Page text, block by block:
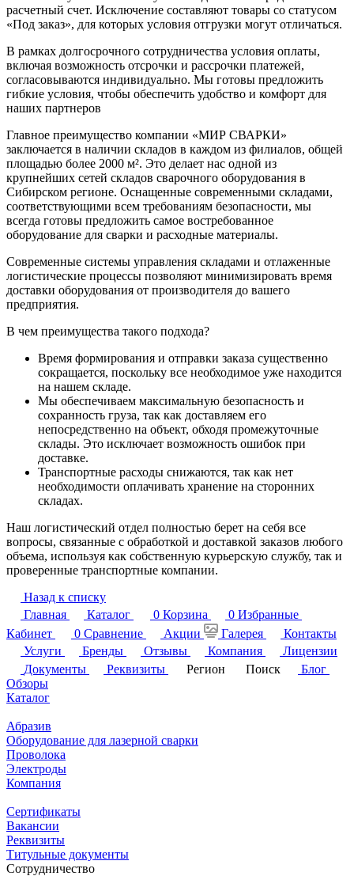
расчетный счет. Исключение составляют товары со статусом
«Под заказ», для которых условия отгрузки могут отличаться.
В рамках долгосрочного сотрудничества условия оплаты,
включая возможность отсрочки и рассрочки платежей,
согласовываются индивидуально. Мы готовы предложить
гибкие условия, чтобы обеспечить удобство и комфорт для
наших партнеров
Главное преимущество компании «МИР СВАРКИ»
заключается в наличии складов в каждом из филиалов, общей
площадью более 2000 м². Это делает нас одной из
крупнейших сетей складов сварочного оборудования в
Сибирском регионе. Оснащенные современными складами,
соответствующими всем требованиям безопасности, мы
всегда готовы предложить самое востребованное
оборудование для сварки и расходные материалы.
Современные системы управления складами и отлаженные
логистические процессы позволяют минимизировать время
доставки оборудования от производителя до вашего
предприятия.
В чем преимущества такого подхода?
Время формирования и отправки заказа существенно
сокращается, поскольку все необходимое уже находится
на нашем складе.
Мы обеспечиваем максимальную безопасность и
сохранность груза, так как доставляем его
непосредственно на объект, обходя промежуточные
склады. Это исключает возможность ошибок при
доставке.
Транспортные расходы снижаются, так как нет
необходимости оплачивать хранение на сторонних
складах.
Наш логистический отдел полностью берет на себя все
вопросы, связанные с обработкой и доставкой заказов любого
объема, используя как собственную курьерскую службу, так и
проверенные транспортные компании.
Назад к списку
Главная
Каталог 0 Корзина 0 Избранные
Кабинет
0 Сравнение Акции Галерея
Контакты
Услуги
Бренды Отзывы Компания
Лицензии
Документы
Реквизиты Регион Поиск
Блог
Обзоры
Каталог
Абразив
Оборудование для лазерной сварки
Проволока
Электроды
Компания
Сертификаты
Вакансии
Реквизиты
Титульные документы
Сотрудничество